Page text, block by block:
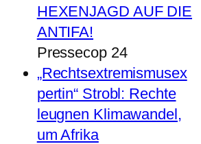
HEXENJAGD AUF DIE
ANTIFA!
Pressecop 24
„Rechtsextremismusex
pertin“ Strobl: Rechte
leugnen Klimawandel,
um Afrika